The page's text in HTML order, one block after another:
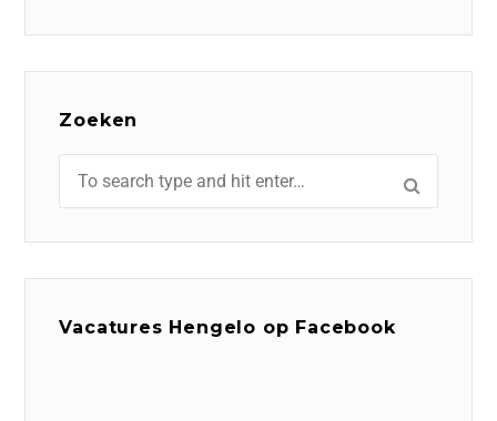
Zoeken
Vacatures Hengelo op Facebook